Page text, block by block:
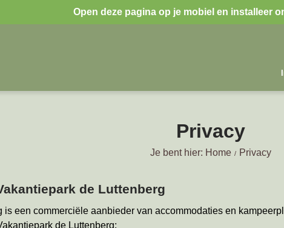
Open deze pagina op je mobiel en installeer
Privacy
Je bent hier: Home Privacy
de Luttenberg
is een commerciële aanbieder van accommodaties en
de Luttenberg: